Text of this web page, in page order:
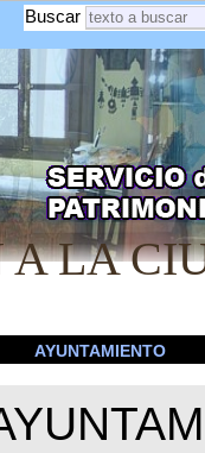
Buscar
LA
AYUNTAMIENTO